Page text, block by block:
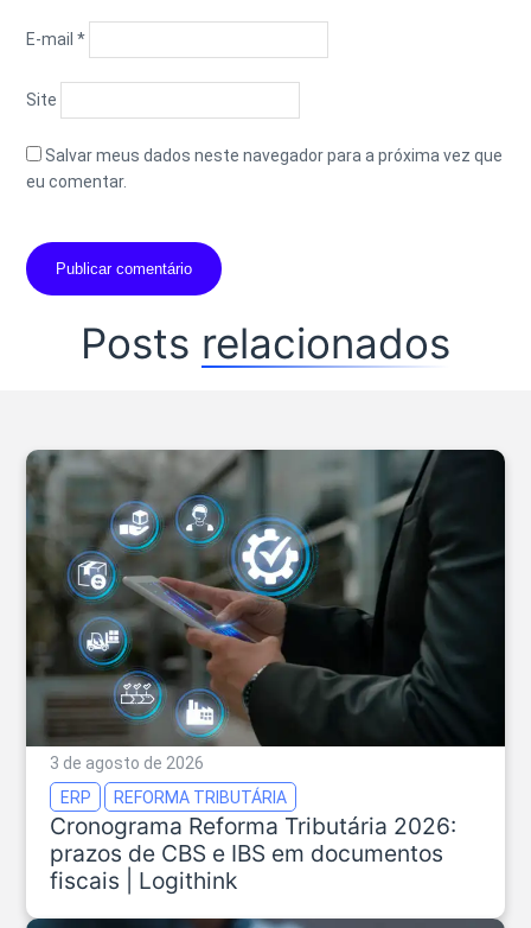
E-mail*
Site
Salvar meus dados neste navegador para a próxima vez que
eu comentar.
Posts relacionados
3 de agosto de 2026
ERP
REFORMA TRIBUTÁRIA
Cronograma Reforma Tributária 2026:
prazos de CBS e IBS em documentos
fiscais | Logithink